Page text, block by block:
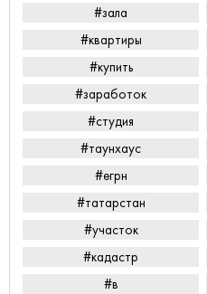
#зала
#квартиры
#купить
#заработок
#студия
#таунхаус
#егрн
#татарстан
#участок
#кадастр
#в